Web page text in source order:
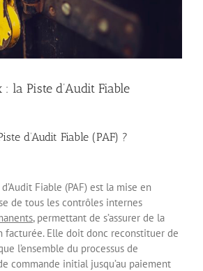
la Piste d’Audit Fiable
d’Audit Fiable (PAF) ?
Fiable (PAF) est la mise en
de tous les contrôles internes
, permettant de s’assurer de la
facturée. Elle doit donc reconstituer de
l’ensemble du processus de
commande initial jusqu’au paiement